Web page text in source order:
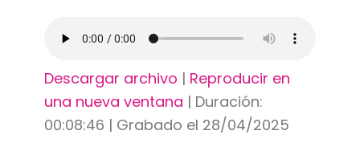
Descargar archivo | Reproducir en
una nueva ventana | Duración:
00:08:46 | Grabado el 28/04/2025